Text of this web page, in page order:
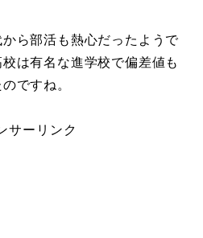
ら部活も熱心だったようで
は有名な進学校で偏差値も
ですね。
サーリンク